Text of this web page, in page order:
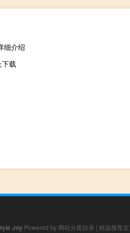
细介绍
载
Joy Powered by 网站分类目录 | 精选推荐